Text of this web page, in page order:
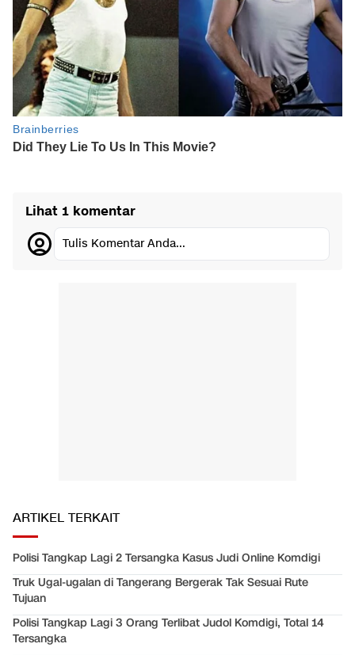
Lihat 1 komentar
Tulis Komentar Anda...
ARTIKEL TERKAIT
Polisi Tangkap Lagi 2 Tersangka Kasus Judi Online Komdigi
Truk Ugal-ugalan di Tangerang Bergerak Tak Sesuai Rute
Tujuan
Polisi Tangkap Lagi 3 Orang Terlibat Judol Komdigi, Total 14
Tersangka